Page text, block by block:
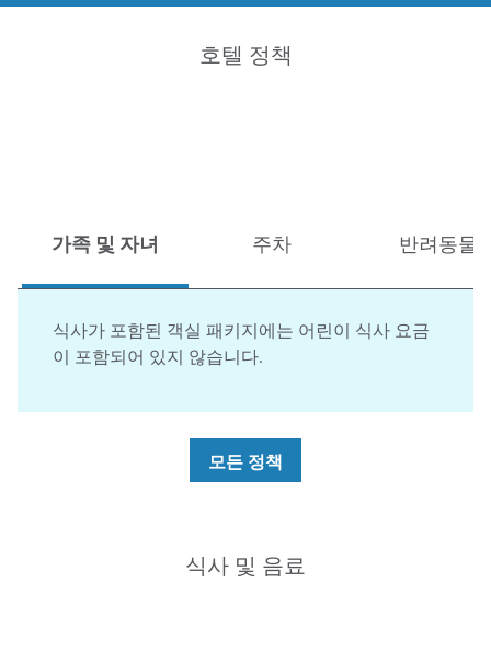
호텔 정책
가족 및 자녀 주차 반려동물
식사가 포함된 객실 패키지에는 어린이 식사 요금
이 포함되어 있지 않습니다.
모든 정책
식사 및 음료